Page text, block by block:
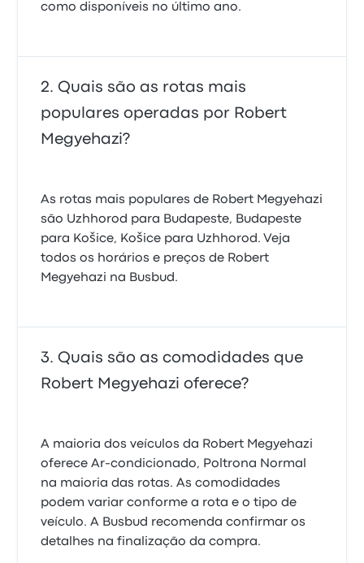
como disponíveis no último ano.
Quais são as rotas mais
populares operadas por Robert
Megyehazi?
As rotas mais populares de Robert Megyehazi
são Uzhhorod para Budapeste, Budapeste
para Košice, Košice para Uzhhorod. Veja
todos os horários e preços de Robert
Megyehazi na Busbud.
Quais são as comodidades que
Robert Megyehazi oferece?
A maioria dos veículos da Robert Megyehazi
oferece Ar-condicionado, Poltrona Normal
na maioria das rotas. As comodidades
podem variar conforme a rota e o tipo de
veículo. A Busbud recomenda confirmar os
detalhes na finalização da compra.